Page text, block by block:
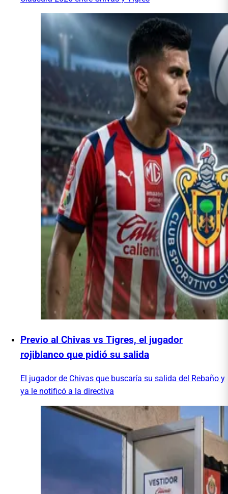
Previo al Chivas vs Tigres, el jugador
rojiblanco que pidió su salida
El jugador de Chivas que buscaría su salida del Rebaño y
ya le notificó a la directiva